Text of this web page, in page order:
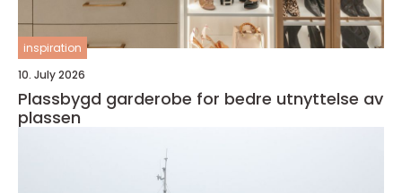
inspiration
10. July 2026
Plassbygd garderobe for bedre utnyttelse av
plassen